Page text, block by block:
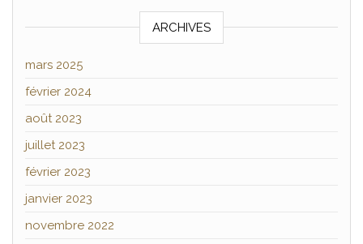
ARCHIVES
mars 2025
février 2024
août 2023
juillet 2023
février 2023
janvier 2023
novembre 2022